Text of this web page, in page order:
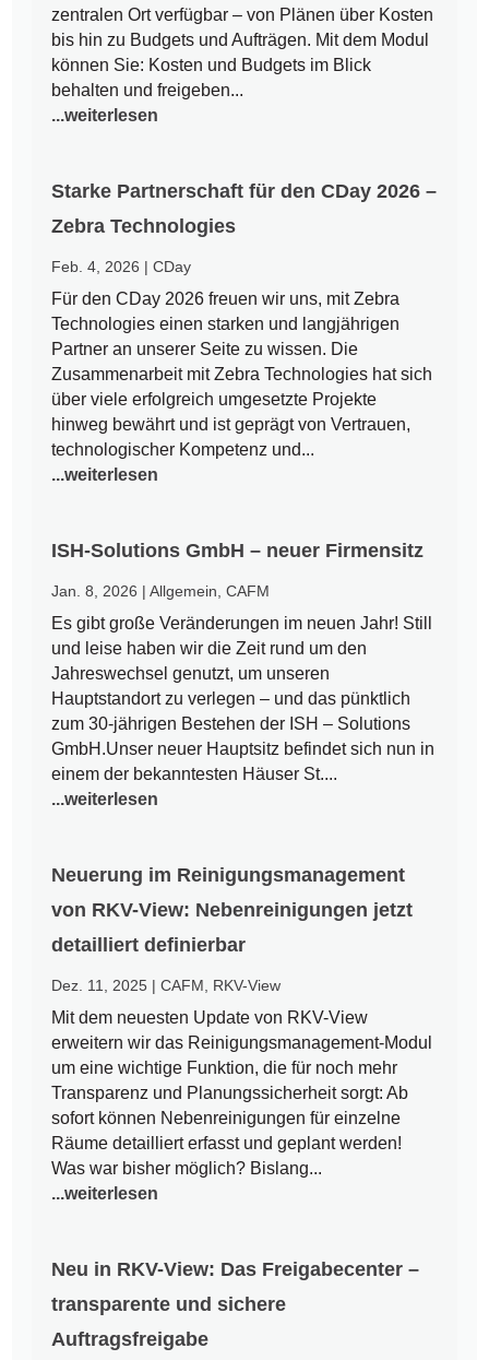
zentralen Ort verfügbar – von Plänen über Kosten
bis hin zu Budgets und Aufträgen. Mit dem Modul
können Sie: Kosten und Budgets im Blick
behalten und freigeben...
...weiterlesen
Starke Partnerschaft für den CDay 2026 –
Zebra Technologies
Feb. 4, 2026 |CDay
Für den CDay 2026 freuen wir uns, mit Zebra
Technologies einen starken und langjährigen
Partner an unserer Seite zu wissen. Die
Zusammenarbeit mit Zebra Technologies hat sich
über viele erfolgreich umgesetzte Projekte
hinweg bewährt und ist geprägt von Vertrauen,
technologischer Kompetenz und...
...weiterlesen
ISH-Solutions GmbH – neuer Firmensitz
Jan. 8, 2026 |Allgemein ,CAFM
Es gibt große Veränderungen im neuen Jahr! Still
und leise haben wir die Zeit rund um den
Jahreswechsel genutzt, um unseren
Hauptstandort zu verlegen – und das pünktlich
zum 30-jährigen Bestehen der ISH – Solutions
GmbH.Unser neuer Hauptsitz befindet sich nun in
einem der bekanntesten Häuser St....
...weiterlesen
Neuerung im Reinigungsmanagement
von RKV-View: Nebenreinigungen jetzt
detailliert definierbar
Dez. 11, 2025 |CAFM RKV-View
Mit dem neuesten Update von RKV-View
erweitern wir das Reinigungsmanagement-Modul
um eine wichtige Funktion, die für noch mehr
Transparenz und Planungssicherheit sorgt: Ab
sofort können Nebenreinigungen für einzelne
Räume detailliert erfasst und geplant werden!
Was war bisher möglich? Bislang...
...weiterlesen
Neu in RKV-View: Das Freigabecenter –
transparente und sichere
Auftragsfreigabe